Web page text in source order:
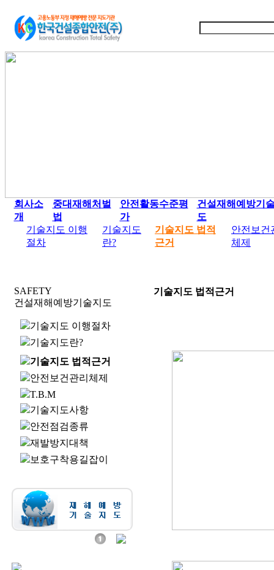
회사소
개
중대재해처벌
법
안전활동수준평
가
건설재해예방기
도
기술지도 이행
절차
기술지도
란?
기술지도 법적
근거
안전보건
체제
SAFETY
건설재해예방기술지도
기술지도 이행절차
기술지도란?
기술지도 법적근거
안전보건관리체제
T.B.M
기술지도사항
안전점검종류
재발방지대책
보호구착용길잡이
기술지도 법적근거